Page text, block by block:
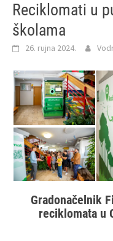
Reciklomati u
školama
26. rujna 2024.
Gradonačelnik
reciklomata u